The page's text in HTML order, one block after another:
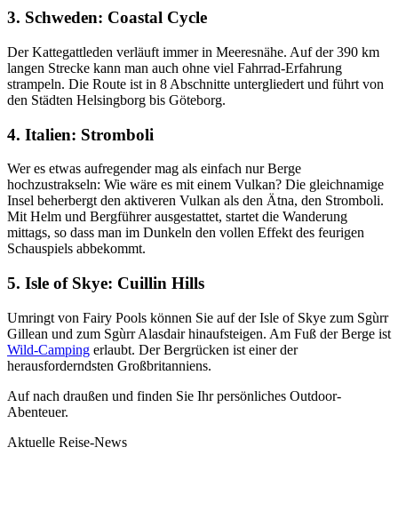
3. Schweden: Coastal Cycle
Der Kattegattleden verläuft immer in Meeresnähe. Auf der 390 km
langen Strecke kann man auch ohne viel Fahrrad-Erfahrung
strampeln. Die Route ist in 8 Abschnitte untergliedert und führt von
den Städten Helsingborg bis Göteborg.
4. Italien: Stromboli
Wer es etwas aufregender mag als einfach nur Berge
hochzustrakseln: Wie wäre es mit einem Vulkan? Die gleichnamige
Insel beherbergt den aktiveren Vulkan als den Ätna, den Stromboli.
Mit Helm und Bergführer ausgestattet, startet die Wanderung
mittags, so dass man im Dunkeln den vollen Effekt des feurigen
Schauspiels abbekommt.
5. Isle of Skye: Cuillin Hills
Umringt von Fairy Pools können Sie auf der Isle of Skye zum Sgùrr
Gillean und zum Sgùrr Alasdair hinaufsteigen. Am Fuß der Berge ist
Wild-Camping erlaubt. Der Bergrücken ist einer der
herausforderndsten Großbritanniens.
Auf nach draußen und finden Sie Ihr persönliches Outdoor-
Abenteuer.
Aktuelle Reise-News